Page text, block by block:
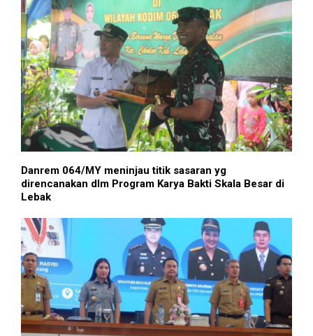
Danrem 064/MY meninjau titik sasaran yg
direncanakan dlm Program Karya Bakti Skala Besar di
Lebak